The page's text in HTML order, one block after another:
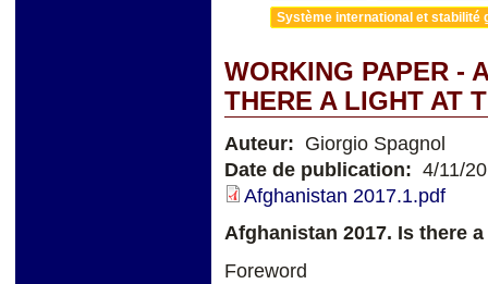
Système international et stabilité
WORKING PAPER -
THERE A LIGHT AT
Auteur: Giorgio Spagnol
Date de publication: 4/11/
Afghanistan 2017.1.pdf
Afghanistan 2017. Is there
Foreword